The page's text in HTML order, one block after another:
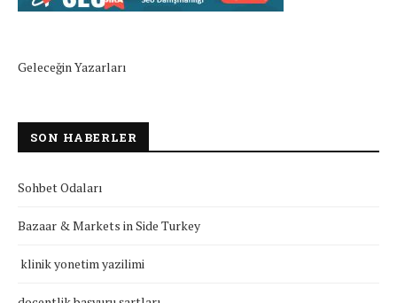
Geleceğin Yazarları
SON HABERLER
Sohbet Odaları
Bazaar & Markets in Side Turkey
klinik yonetim yazilimi